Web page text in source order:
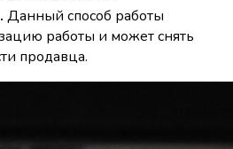
Данный способ работы
работы и может снять
продавца.